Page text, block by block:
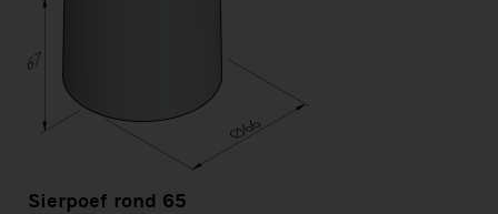
Sierpoef rond 65